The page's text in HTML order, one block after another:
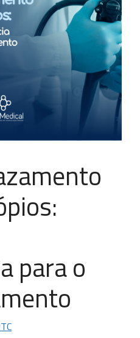
para o